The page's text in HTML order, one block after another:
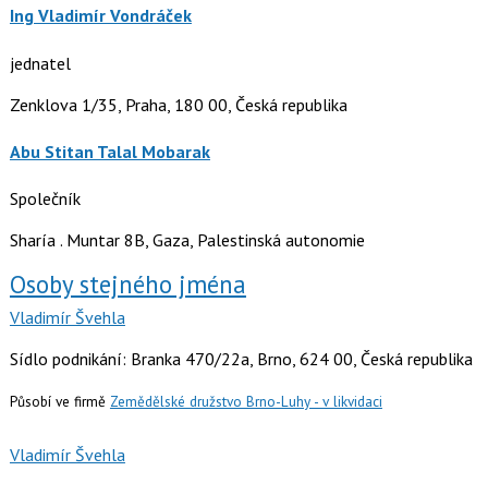
Ing Vladimír Vondráček
jednatel
Zenklova 1/35, Praha, 180 00, Česká republika
Abu Stitan Talal Mobarak
Společník
Sharía . Muntar 8B, Gaza, Palestinská autonomie
Osoby stejného jména
Vladimír Švehla
Sídlo podnikání: Branka 470/22a, Brno, 624 00, Česká republika
Působí ve firmě Zemědělské družstvo Brno-Luhy - v likvidaci
Vladimír Švehla